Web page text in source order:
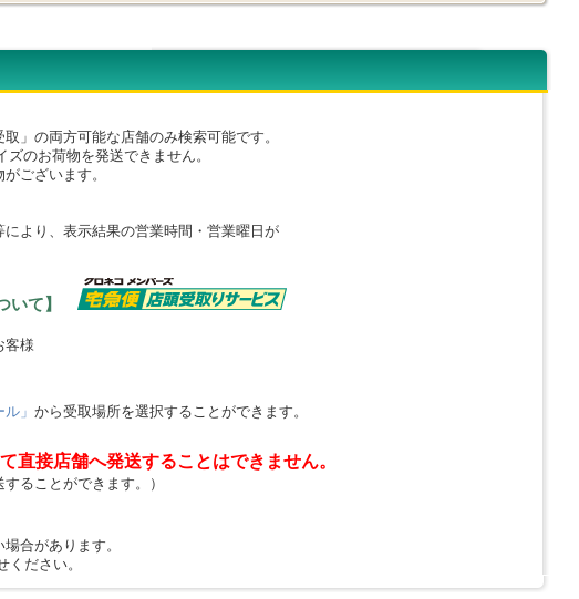
」の両方可能な店舗のみ検索可能です。
のお荷物を発送できません。
ございます。
より、表示結果の営業時間・営業曜日が
いて】
客様
」 から受取場所を選択することができます。
接店舗へ発送することはできません。
することができます。）
合があります。
ください。